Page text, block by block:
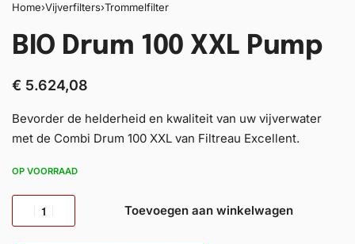
Home›Vijverfilters›Trommelfilter
BIO Drum 100 XXL Pump
€ 5.624,08
Bevorder de helderheid en kwaliteit van uw vijverwater
met de Combi Drum 100 XXL van Filtreau Excellent.
OP VOORRAAD
Toevoegen aan winkelwagen